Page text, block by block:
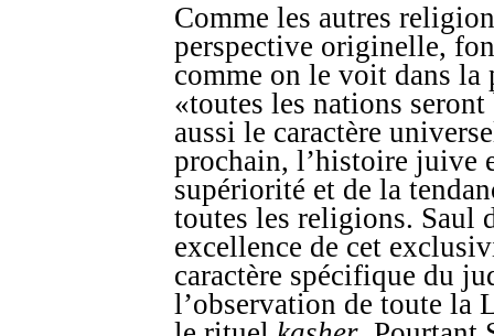
Comme les autres
perspective originelle,
comme on le voit dans la
«toutes les nations
aussi le caractère
prochain, l’histoire juive
supériorité et de la
toutes les religions. Saul
excellence de cet
caractère spécifique du
l’observation de toute la